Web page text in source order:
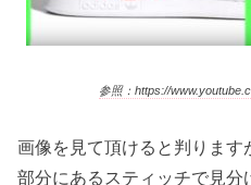
参照：https://
画像を見て頂けると判ります
部分にあるスティッチで見